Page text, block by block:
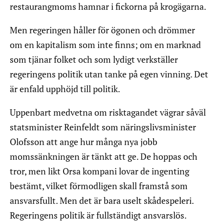
restaurangmoms hamnar i fickorna på krogägarna.
Men regeringen håller för ögonen och drömmer
om en kapitalism som inte finns; om en marknad
som tjänar folket och som lydigt verkställer
regeringens politik utan tanke på egen vinning. Det
är enfald upphöjd till politik.
Uppenbart medvetna om risktagandet vägrar såväl
statsminister Reinfeldt som näringslivsminister
Olofsson att ange hur många nya jobb
momssänkningen är tänkt att ge. De hoppas och
tror, men likt Orsa kompani lovar de ingenting
bestämt, vilket förmodligen skall framstå som
ansvarsfullt. Men det är bara uselt skådespeleri.
Regeringens politik är fullständigt ansvarslös.